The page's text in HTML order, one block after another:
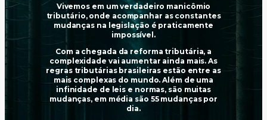
Vivemos em um verdadeiro manicômio
tributário, onde acompanhar as constantes
mudanças na legislação é praticamente
impossível.
Com a chegada da reforma tributária, a
complexidade vai aumentar ainda mais. As
regras tributárias brasileiras estão entre as
mais complexas do mundo. Além de uma
infinidade de leis e normas, são muitas
mudanças, em média são 55 mudanças por
dia.